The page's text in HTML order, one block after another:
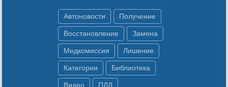
Автоновости Получение
Восстановление Замена
Медкомиссия Лишение
Категории Библиотека
Видео ПДД